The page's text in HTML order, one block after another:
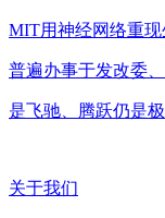
MIT用神经网络重
普遍办事于发改委
是飞驰、腾跃仍是
关于我们